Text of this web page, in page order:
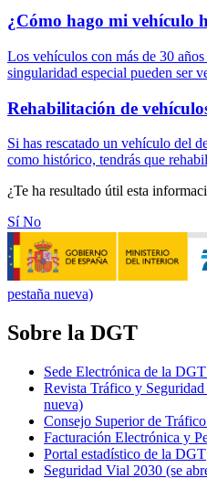
¿Cómo hago mi vehículo
Los vehículos con más de 30
singularidad especial pueden ser
Rehabilitación de
Si has rescatado un vehículo del
como histórico, tendrás que
¿Te ha resultado útil esta
SíNo
pestaña nueva)
Sobre la DGT
Sede Electrónica de la DGT
Revista Tráfico y
nueva)
Consejo Superior de
Facturación Electrónica y
Portal estadístico de la DGT
Seguridad Vial 2030 (se